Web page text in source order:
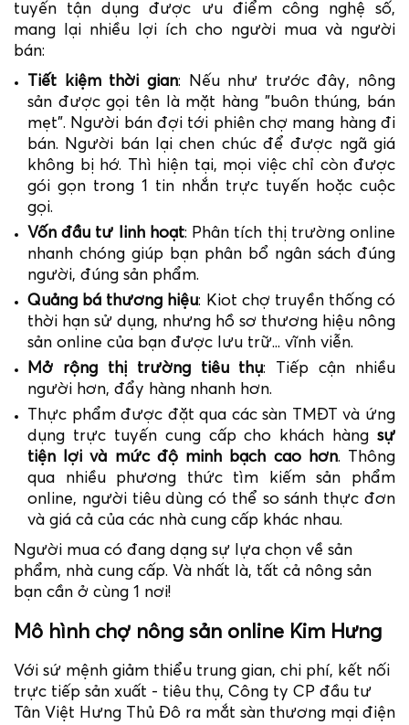
tuyến tận dụng được ưu điểm công nghệ số,
mang lại nhiều lợi ích cho người mua và người
bán:
Tiết kiệm thời gian: Nếu như trước đây, nông
sản được gọi tên là mặt hàng "buôn thúng, bán
mẹt". Người bán đợi tới phiên chợ mang hàng đi
bán. Người bán lại chen chúc để được ngã giá
không bị hớ. Thì hiện tại, mọi việc chỉ còn được
gói gọn trong 1 tin nhắn trực tuyến hoặc cuộc
gọi.
Vốn đầu tư linh hoạt: Phân tích thị trường online
nhanh chóng giúp bạn phân bổ ngân sách đúng
người, đúng sản phẩm.
Quảng bá thương hiệu: Kiot chợ truyền thống có
thời hạn sử dụng, nhưng hồ sơ thương hiệu nông
sản online của bạn được lưu trữ... vĩnh viễn.
Mở rộng thị trường tiêu thụ: Tiếp cận nhiều
người hơn, đẩy hàng nhanh hơn.
Thực phẩm được đặt qua các sàn TMĐT và ứng
dụng trực tuyến cung cấp cho khách hàng sự
tiện lợi và mức độ minh bạch cao hơn. Thông
qua nhiều phương thức tìm kiếm sản phẩm
online, người tiêu dùng có thể so sánh thực đơn
và giá cả của các nhà cung cấp khác nhau.
Người mua có đang dạng sự lựa chọn về sản
phẩm, nhà cung cấp. Và nhất là, tất cả nông sản
bạn cần ở cùng 1 nơi!
Mô hình chợ nông sản online Kim Hưng
Với sứ mệnh giảm thiểu trung gian, chi phí, kết nối
trực tiếp sản xuất - tiêu thụ, Công ty CP đầu tư
Tân Việt Hưng Thủ Đô ra mắt sàn thương mại điện